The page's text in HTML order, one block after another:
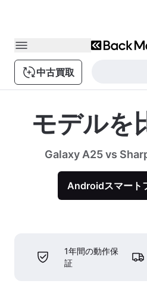
中古買取
モデルを
Galaxy A25 vs
Androidスマート
1年間の動作保
証